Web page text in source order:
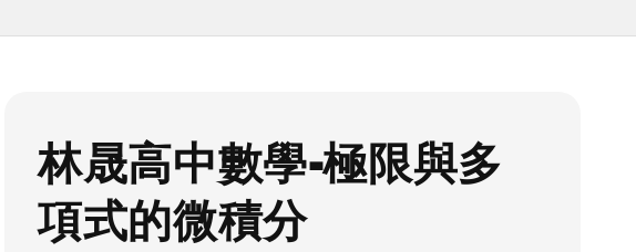
林晟高中數學-極限與多
項式的微積分